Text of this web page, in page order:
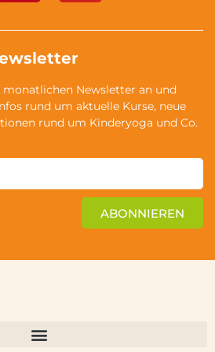
Newsletter an und
rund um aktuelle Kurse, neue
rund um Kinderyoga und Co.
ABONNIEREN